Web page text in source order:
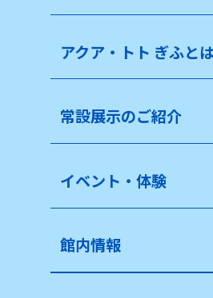
アクア・トト ぎふとは
常設展示のご紹介
イベント・体験
館内情報